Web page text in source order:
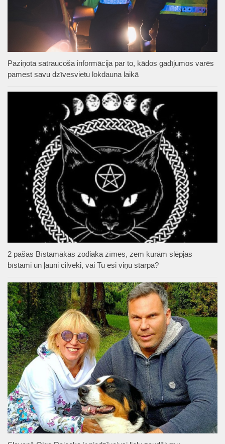
Paziņota satraucoša informācija par to, kādos gadījumos varēs
pamest savu dzīvesvietu lokdauna laikā
2 pašas Bīstamākās zodiaka zīmes, zem kurām slēpjas
bīstami un ļauni cilvēki, vai Tu esi viņu starpā?